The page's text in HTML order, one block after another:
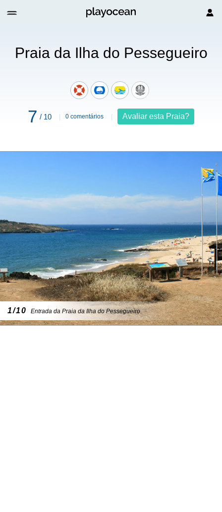
Praia da Ilha do Pessegueiro
7 / 10 0 comentários Avaliar esta Praia?
1/10 Entrada da Praia da Ilha do Pessegueiro.